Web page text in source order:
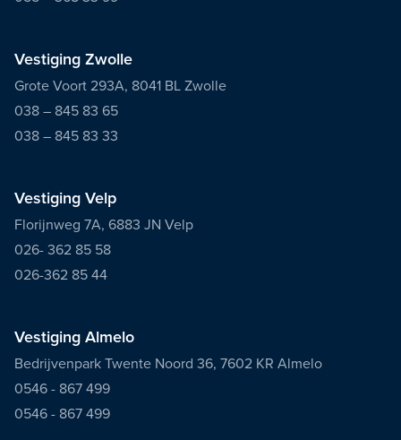
Vestiging Zwolle
Grote Voort 293A, 8041 BL Zwolle
038 – 845 83 65
038 – 845 83 33
Vestiging Velp
Florijnweg 7A, 6883 JN Velp
026- 362 85 58
026-362 85 44
Vestiging Almelo
Bedrijvenpark Twente Noord 36, 7602 KR Almelo
0546 - 867 499
0546 - 867 499